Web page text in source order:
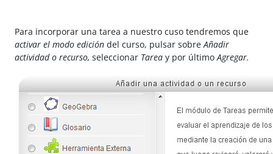
Para incorporar una tarea a nuestro cuso tendremos que
activar el modo edición del curso, pulsar sobre Añadir
actividad o recurso, seleccionar Tarea y por último Agregar.